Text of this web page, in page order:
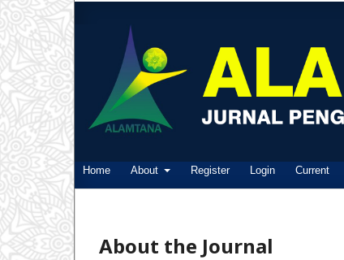
Home About Register Login Current
About the Journal